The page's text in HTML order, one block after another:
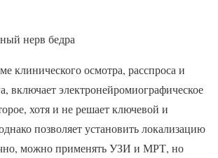
нерв бедра
клинического осмотра, расспроса и
включает электронейромиографическое
хотя и не решает ключевой и
позволяет установить локализацию
можно применять УЗИ и МРТ, но